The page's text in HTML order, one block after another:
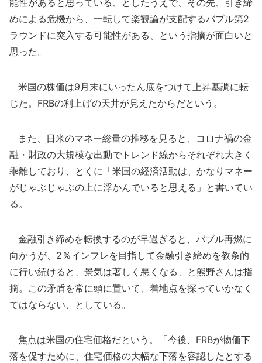
能性があると思っている、としたうえで、その先、引き締
めによる危機から、一転して楽観論が支配するバブル第2
ラウンドに突入する可能性がある、という指摘が面白いと
思った。
米国の株価は9月末にいったん底をつけて上昇基調に転
じた。FRBの利上げの天井が見えたからだという。
また、日米のマネー総量の推移を見ると、コロナ禍の金
融・財政の大規模な出動でトレンド線からそれぞれ大きく
乖離しており、とくに「米国の経済活動は、かなりマネー
がじゃぶじゃぶの上に浮かんでいると思える」と書いてい
る。
金融引き締めを転換するのが早過ぎると、バブル再燃に
向かうが、2％インフレを目指して金融引き締めを教条的
に行い続けると、景気は著しく悪くなる、と熊野さんは指
摘。この矛盾を常に頭に置いて、着地点を探っていかなく
てはならない、としている。
焦点は米国の住宅価格だという。「今後、FRBが物価下
落を促すために、住宅価格の大幅な下落を容認したとする